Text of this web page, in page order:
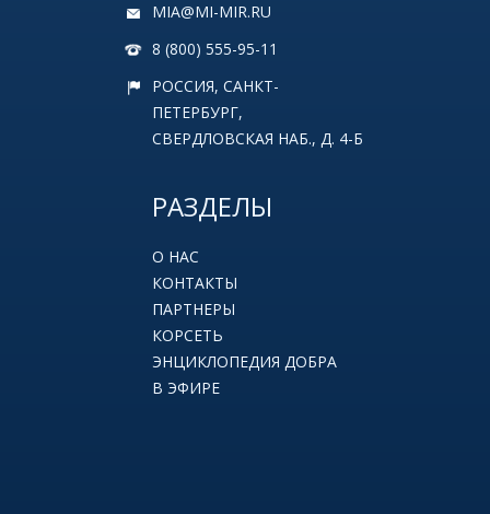
MIA@MI-MIR.RU
8 (800) 555-95-11
РОССИЯ, САНКТ-
ПЕТЕРБУРГ,
СВЕРДЛОВСКАЯ НАБ., Д. 4-Б
РАЗДЕЛЫ
О НАС
КОНТАКТЫ
ПАРТНЕРЫ
КОРСЕТЬ
ЭНЦИКЛОПЕДИЯ ДОБРА
В ЭФИРЕ